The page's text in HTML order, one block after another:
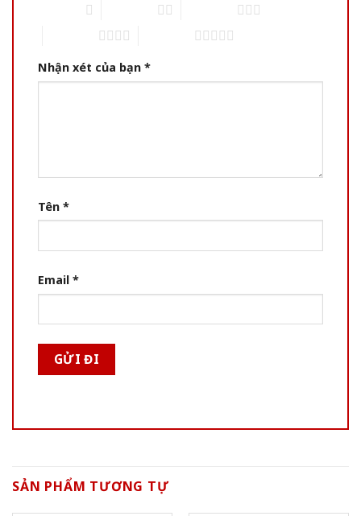
Nhận xét của bạn *
Tên *
Email *
SẢN PHẨM TƯƠNG TỰ